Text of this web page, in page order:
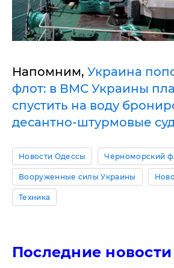
Напомним, Украина
флот: в ВМС Украины
спустить на воду
десантно-штурмовые
Новости Одессы Черноморский
Вооруженные силы Украины
Техника
Последние новости